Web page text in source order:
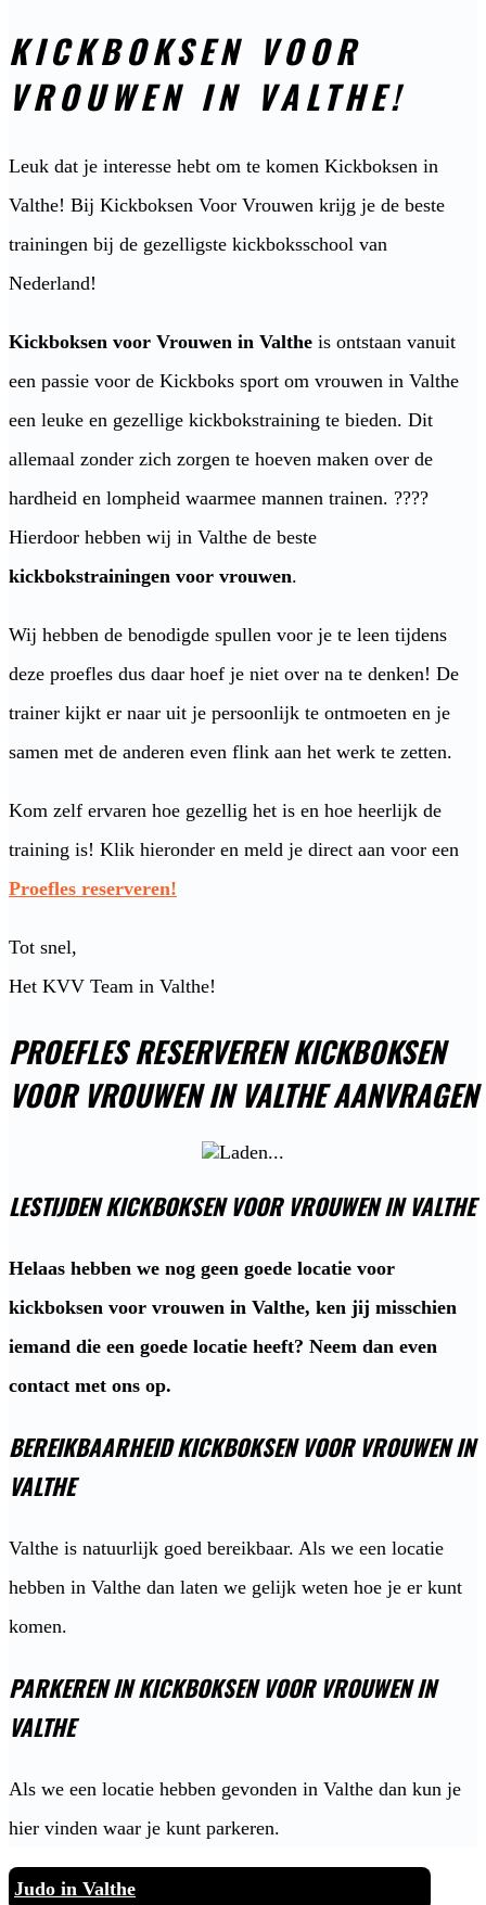
KICKBOKSEN VOOR
VROUWEN IN VALTHE!
Leuk dat je interesse hebt om te komen Kickboksen in
Valthe! Bij Kickboksen Voor Vrouwen krijg je de beste
trainingen bij de gezelligste kickboksschool van
Nederland!
Kickboksen voor Vrouwen in Valthe is ontstaan vanuit
een passie voor de Kickboks sport om vrouwen in Valthe
een leuke en gezellige kickbokstraining te bieden. Dit
allemaal zonder zich zorgen te hoeven maken over de
hardheid en lompheid waarmee mannen trainen. ????
Hierdoor hebben wij in Valthe de beste
kickbokstrainingen voor vrouwen.
Wij hebben de benodigde spullen voor je te leen tijdens
deze proefles dus daar hoef je niet over na te denken! De
trainer kijkt er naar uit je persoonlijk te ontmoeten en je
samen met de anderen even flink aan het werk te zetten.
Kom zelf ervaren hoe gezellig het is en hoe heerlijk de
training is! Klik hieronder en meld je direct aan voor een
Proefles reserveren!
Tot snel,
Het KVV Team in Valthe!
PROEFLES RESERVEREN KICKBOKSEN
VOOR VROUWEN IN VALTHE AANVRAGEN
LESTIJDEN KICKBOKSEN VOOR VROUWEN IN VALTHE
Helaas hebben we nog geen goede locatie voor
kickboksen voor vrouwen in Valthe, ken jij misschien
iemand die een goede locatie heeft? Neem dan even
contact met ons op.
BEREIKBAARHEID KICKBOKSEN VOOR VROUWEN IN
VALTHE
Valthe is natuurlijk goed bereikbaar. Als we een locatie
hebben in Valthe dan laten we gelijk weten hoe je er kunt
komen.
PARKEREN IN KICKBOKSEN VOOR VROUWEN IN
VALTHE
Als we een locatie hebben gevonden in Valthe dan kun je
hier vinden waar je kunt parkeren.
Judo in Valthe